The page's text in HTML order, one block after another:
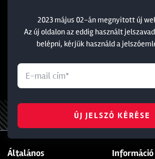
hagyományos, sérülékeny balsafa
Cserélhető, vastagabb, levegős
köszönhetően, az enyhén visszatartott
használat.
Általános Információ
2023 május 02-án megnyitott új
Az új oldalon az eddig használt
belépni, kérjük használd a
ÚJ JELSZÓ KÉRÉSE